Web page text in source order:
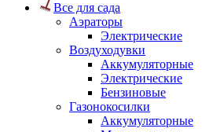
Все для сада
Аэраторы
Электрические
Воздуходувки
Аккумуляторные
Электрические
Бензиновые
Газонокосилки
Аккумуляторные